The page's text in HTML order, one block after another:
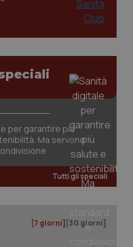
per garantire più
Ma servono
Tutti gli speciali
[7 giorni] [30 giorni]